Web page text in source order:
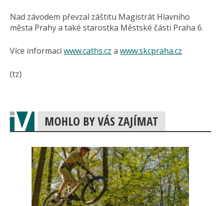
Nad závodem převzal záštitu Magistrát Hlavního
města Prahy a také starostka Městské části Praha 6.
Více informacíwww.caths.cz a www.skcpraha.cz
(tz)
MOHLO BY VÁS ZAJÍMAT